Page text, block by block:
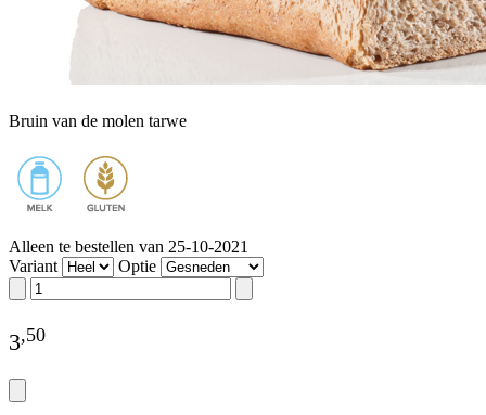
Bruin van de molen tarwe
Alleen te bestellen van 25-10-2021
Variant
Optie
3,50